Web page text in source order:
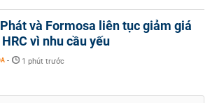
và Formosa liên tục giảm giá
vì nhu cầu yếu
- 1 phút trước